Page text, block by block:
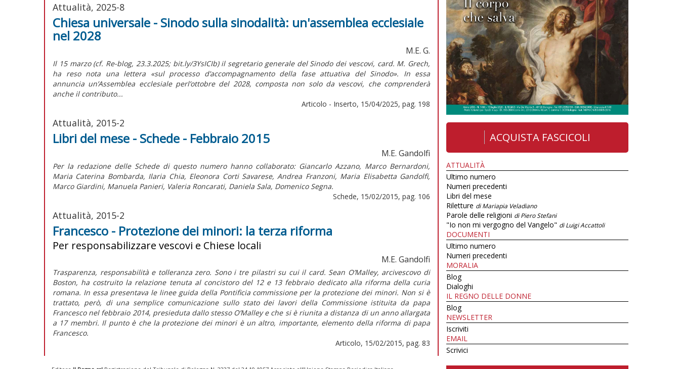
Attualità, 2025-8
Chiesa universale - Sinodo sulla sinodalità: un'assemblea ecclesiale
nel 2028
M.E. G.
Il 15 marzo (cf. Re-blog, 23.3.2025; bit.ly/3YsICIb) il segretario generale del Sinodo dei vescovi, card. M. Grech,
ha reso nota una lettera «sul processo d’accompagnamento della fase attuativa del Sinodo». In essa
annuncia un’Assemblea ecclesiale perl’ottobre del 2028, composta non solo da vescovi, che comprenderà
anche il contributo...
Articolo - Inserto, 15/04/2025, pag. 198
Attualità, 2015-2
Libri del mese - Schede - Febbraio 2015
M.E. Gandolfi
Per la redazione delle Schede di questo numero hanno collaborato: Giancarlo Azzano, Marco Bernardoni,
Maria Caterina Bombarda, Ilaria Chia, Eleonora Corti Savarese, Andrea Franzoni, Maria Elisabetta Gandolfi,
Marco Giardini, Manuela Panieri, Valeria Roncarati, Daniela Sala, Domenico Segna.
Schede, 15/02/2015, pag. 106
Attualità, 2015-2
Francesco - Protezione dei minori: la terza riforma
Per responsabilizzare vescovi e Chiese locali
M.E. Gandolfi
Trasparenza, responsabilità e tolleranza zero. Sono i tre pilastri su cui il card. Sean O’Malley, arcivescovo di
Boston, ha costruito la relazione tenuta al concistoro del 12 e 13 febbraio dedicato alla riforma della curia
romana. In essa presentava le linee guida della Pontificia commissione per la protezione dei minori. Non si è
trattato, però, di una semplice comunicazione sullo stato dei lavori della Commissione istituita da papa
Francesco nel febbraio 2014, presieduta dallo stesso O’Malley e che si è riunita a distanza di un anno allargata
a 17 membri. Il punto è che la protezione dei minori è un altro, importante, elemento della riforma di papa
Francesco.
Articolo, 15/02/2015, pag. 83
ACQUISTA FASCICOLI
ATTUALITÀ
Ultimo numero
Numeri precedenti
Libri del mese
Riletture di Mariapia Veladiano
Parole delle religioni di Piero Stefani
"Io non mi vergogno del Vangelo" di Luigi Accattoli
DOCUMENTI
Ultimo numero
Numeri precedenti
MORALIA
Blog
Dialoghi
IL REGNO DELLE DONNE
Blog
NEWSLETTER
Iscriviti
EMAIL
Scrivici